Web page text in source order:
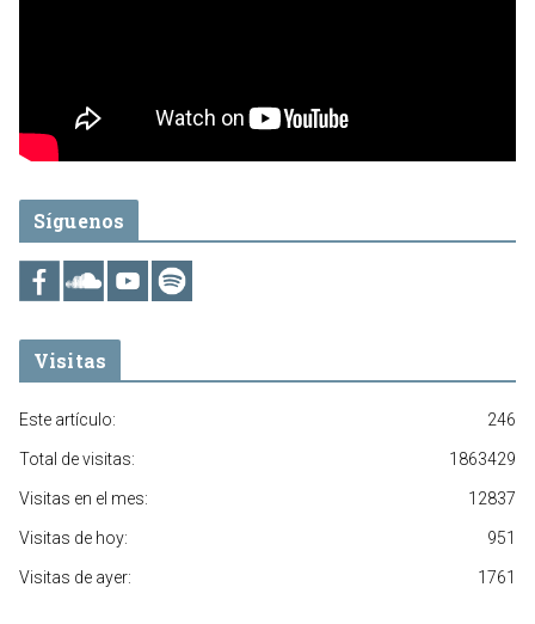
Síguenos
Visitas
246
Este artículo:
1863429
Total de visitas:
12837
Visitas en el mes:
951
Visitas de hoy:
1761
Visitas de ayer: